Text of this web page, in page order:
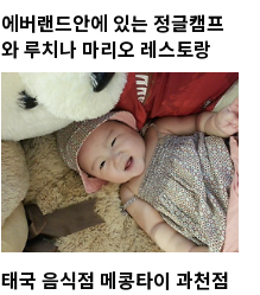
에버랜드안에 있는 정글캠프
와 루치나 마리오 레스토랑
태국 음식점 메콩타이 과천점